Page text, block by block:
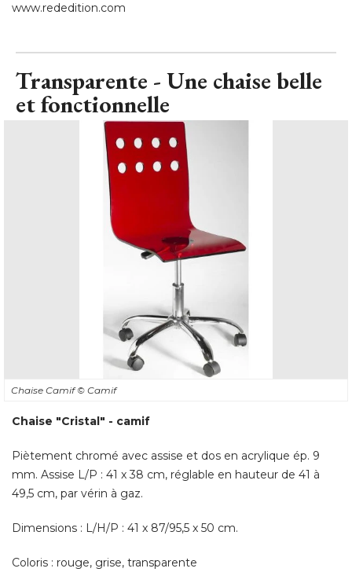
www.rededition.com
Transparente - Une chaise belle
et fonctionnelle
Chaise Camif© Camif
Chaise "Cristal" - camif
Piètement chromé avec assise et dos en acrylique ép. 9
mm. Assise L/P : 41 x 38 cm, réglable en hauteur de 41 à
49,5 cm, par vérin à gaz.
Dimensions : L/H/P : 41 x 87/95,5 x 50 cm.
Coloris : rouge, grise, transparente